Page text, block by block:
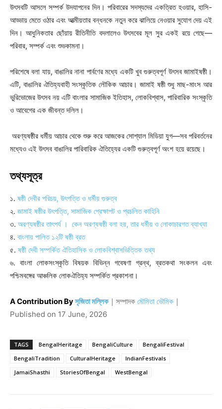
উৎসবটি আসলে সম্পর্ক উদযাপনের দিন। পরিবারের সদস্যদের একত্রিত হওয়ার, হাসি-
আড্ডায় মেতে ওঠার এবং আত্মীয়তার বন্ধনকে নতুন করে ঝালিয়ে নেওয়ার সুযোগ দেয় এই
দিন। আধুনিকতার ছোঁয়ায় রীতিনীতি বদলালেও উৎসবের মূল সুর একই রয়ে গেছে—
পরিবার, সম্পর্ক এবং শুভকামনা।
পরিশেষে বলা যায়, বাঙালির নানা পার্বণের মধ্যে একটি খুব গুরুত্বপূর্ণ উৎসব জামাইষষ্ঠী।
এটি, বাঙালির ঐতিহ্যবাহী সংস্কৃতিক লৌকিক আচার। জামাই ষষ্ঠী শুধু মাছ-মাংস আর
ভুরিভোজের উৎসব নয় এটি বাংলার সামাজিক ইতিহাস, লোকবিশ্বাস, পারিবারিক সংস্কৃতি
ও আবেগের এক জীবন্ত দলিল।
অরণ্যষষ্ঠীর ধর্মীয় আচার থেকে শুরু করে আজকের সোশ্যাল মিডিয়া যুগ—সব পরিবর্তনের
মধ্যেও এই উৎসব বাঙালির পারিবারিক ঐতিহ্যের একটি গুরুত্বপূর্ণ অংশ হয়ে রয়েছে।
তথ্যসূত্র
১. ষষ্ঠী দেবীর পরিচয়, উৎপত্তি ও ধর্মীয় গুরুত্ব
২. জামাই ষষ্ঠীর উৎপত্তি, সামাজিক প্রেক্ষাপট ও প্রচলিত কাহিনি
৩. অরণ্যষষ্ঠীর তাৎপর্য । কেন অরণ্যষষ্ঠী বলা হয়, তার ধর্মীয় ও লোকাচারগত ব্যাখ্যা
৪. বাংলায় পালিত ১২টি ষষ্ঠী ব্রত
৫. ষষ্ঠী দেবী সম্পর্কিত ঐতিহাসিক ও লোকবিশ্বাসভিত্তিক তথ্য
৬. বাংলা লোকসংস্কৃতি বিষয়ক বিভিন্ন গবেষণা গ্রন্থ, ব্রতকথা সংকলন এবং
পশ্চিমবঙ্গের আঞ্চলিক লোকঐতিহ্য সম্পর্কিত প্রকাশনা।
A Contribution Byসৃজিতা মল্লিক｜ সম্পাদক মৌমিতা ভৌমিক ｜
Published on 17 June, 2026
TAGS BengalHeritage BengaliCulture
BengaliFestival
BengaliTradition
CulturalHeritage
IndianFestivals
JamaiShasthi
StoriesOfBengal WestBengal